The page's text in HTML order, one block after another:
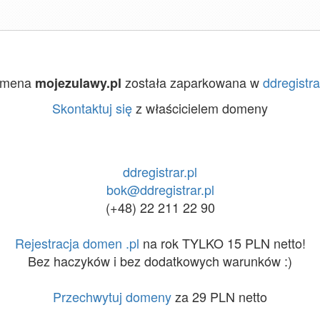
mojezulawy.pl została zaparkowana w
Skontaktuj sięz właścicielem domeny
ddregistrar.pl
bok@ddregistrar.pl
(+48) 22 211 22 90
Rejestracja domen .pl na rok TYLKO 15 PLN netto!
Bez haczyków i bez dodatkowych warunków :)
Przechwytuj domenyza 29 PLN netto